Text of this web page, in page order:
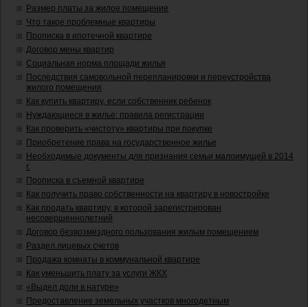
Размер платы за жилое помещение
Что такое проблемные квартиры
Прописка в ипотечной квартире
Договор мены квартир
Социальная норма площади жилья
Последствия самовольной перепланировки и переустройства
жилого помещения
Как купить квартиру, если собственник ребенок
Нуждающиеся в жилье: правила регистрации
Как проверить «чистоту» квартиры при покупке
Приобретение права на государственное жилье
Необходимые документы для признания семьи малоимущей в 2014
г.
Прописка в съемной квартире
Как получить право собственности на квартиру в новостройке
Как продать квартиру, в которой зарегистрирован
несовершеннолетний
Договор безвозмездного пользования жилым помещением
Раздел лицевых счетов
Продажа комнаты в коммунальной квартире
Как уменьшить плату за услуги ЖКХ
«Выдел доли в натуре»
Предоставление земельных участков многодетным